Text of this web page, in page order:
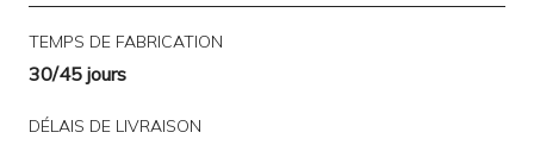
TEMPS DE FABRICATION
30/45 jours
DÉLAIS DE LIVRAISON